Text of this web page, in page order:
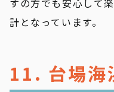
すの方でも安心して
計となっています。
11. 台場海